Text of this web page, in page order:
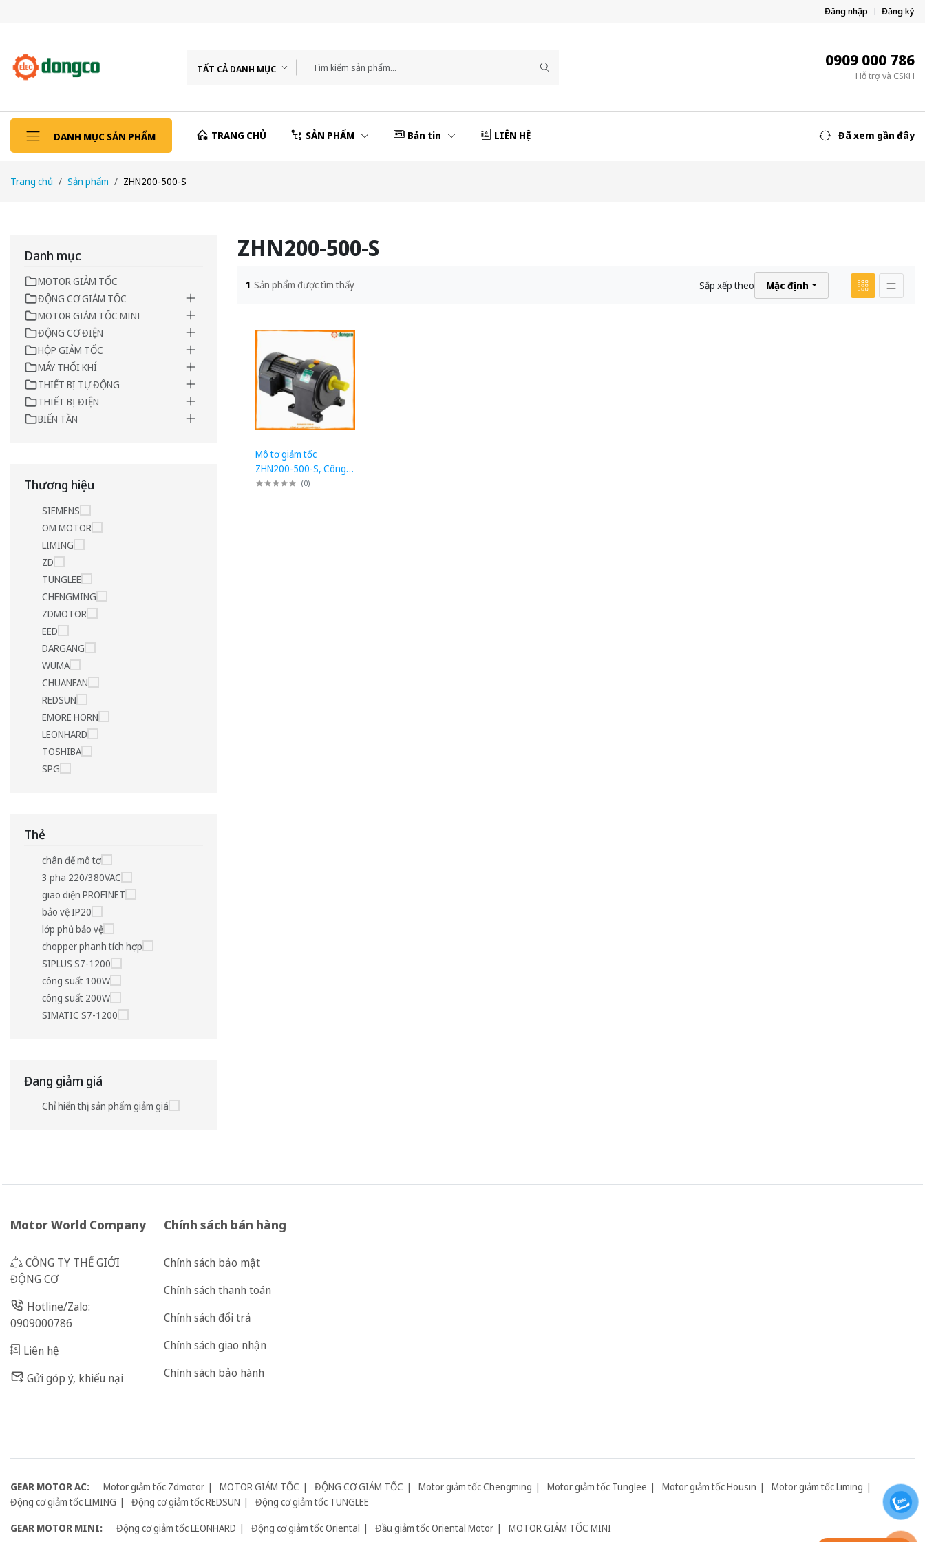
Đăng nhập Đăng ký
TẤT CẢ DANH MỤC 0909 000 786
Hỗ trợ và CSKH
DANH MỤC SẢN PHẨM TRANG CHỦ SẢN PHẨM Bản tin LIÊN HỆ Đã xem gần đây
Trang chủ Sản phẩm ZHN200-500-S
Danh mục
MOTOR GIẢM TỐC
ĐỘNG CƠ GIẢM TỐC
MOTOR GIẢM TỐC MINI
ĐỘNG CƠ ĐIỆN
HỘP GIẢM TỐC
MÁY THỔI KHÍ
THIẾT BỊ TỰ ĐỘNG
THIẾT BỊ ĐIỆN
BIẾN TẦN
Thương hiệu
SIEMENS
OM MOTOR
LIMING
ZD
TUNGLEE
CHENGMING
ZDMOTOR
EED
DARGANG
WUMA
CHUANFAN
REDSUN
EMORE HORN
LEONHARD
TOSHIBA
SPG
Thẻ
chân đế mô tơ
3 pha 220/380VAC
giao diện PROFINET
bảo vệ IP20
lớp phủ bảo vệ
chopper phanh tích hợp
SIPLUS S7-1200
công suất 100W
công suất 200W
SIMATIC S7-1200
Đang giảm giá
Chỉ hiển thị sản phẩm giảm giá
ZHN200-500-S
1 Sản phẩm được tìm thấy Sắp xếp theo Mặc định
Mô tơ giảm tốc
ZHN200-500-S, Công
suất 200W (1/4HP),
(0)
Motor World Company
CÔNG TY THẾ GIỚI
ĐỘNG CƠ
Hotline/Zalo:
0909000786
Liên hệ
Gửi góp ý, khiếu nại
Chính sách bán hàng
Chính sách bảo mật
Chính sách thanh toán
Chính sách đổi trả
Chính sách giao nhận
Chính sách bảo hành
GEAR MOTOR AC: Motor giảm tốc Zdmotor MOTOR GIẢM TỐC ĐỘNG CƠ GIẢM TỐC Motor giảm tốc Chengming Motor giảm tốc Tunglee Motor giảm tốc Housin
Motor giảm tốc Liming
Động cơ giảm tốc LIMING
Động cơ giảm tốc REDSUN
Động cơ giảm tốc TUNGLEE
GEAR MOTOR MINI:
Động cơ giảm tốc LEONHARD Động cơ giảm tốc Oriental Đầu giảm tốc Oriental Motor MOTOR GIẢM TỐC MINI